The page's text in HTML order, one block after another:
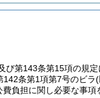
び第143条第15項の規
142条第1項第7号のビラ(
負担に関し必要な事項